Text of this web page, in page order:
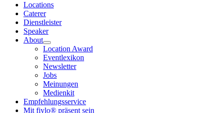
Locations
Caterer
Dienstleister
Speaker
About
Location Award
Eventlexikon
Newsletter
Jobs
Meinungen
Medienkit
Empfehlungsservice
Mit fiylo® präsent sein